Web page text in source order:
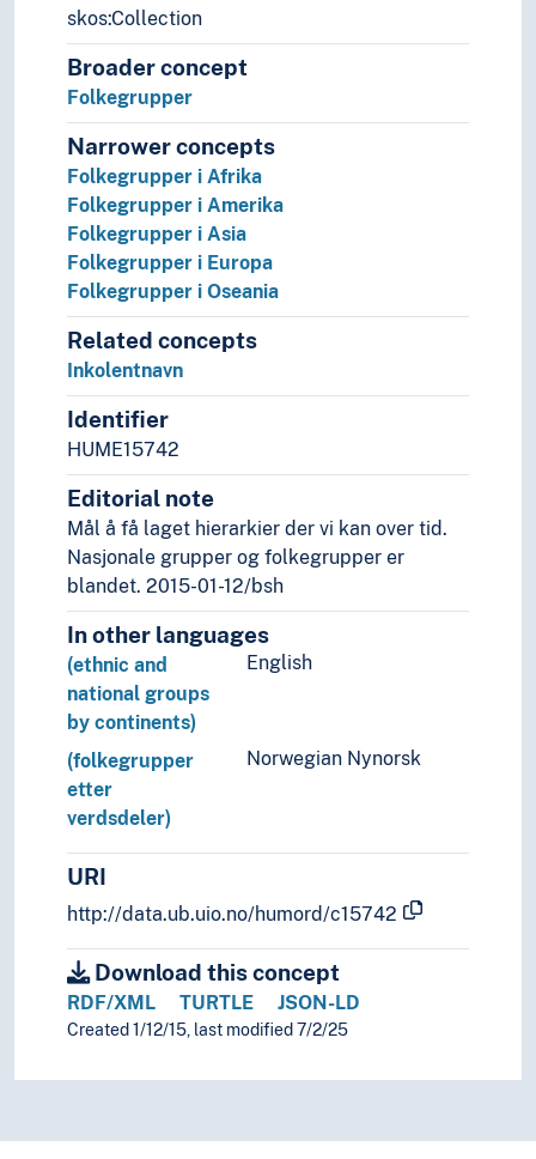
skos:Collection
Broader concept
Folkegrupper
Narrower concepts
Folkegrupper i Afrika
Folkegrupper i Amerika
Folkegrupper i Asia
Folkegrupper i Europa
Folkegrupper i Oseania
Related concepts
Inkolentnavn
Identifier
HUME15742
Editorial note
Mål å få laget hierarkier der vi kan over tid.
Nasjonale grupper og folkegrupper er
blandet. 2015-01-12/bsh
In other languages
English
(ethnic and
national groups
by continents)
Norwegian Nynorsk
(folkegrupper
etter
verdsdeler)
URI
http://data.ub.uio.no/humord/c15742
Download this concept
RDF/XML TURTLE JSON-LD
Created 1/12/15, last modified 7/2/25